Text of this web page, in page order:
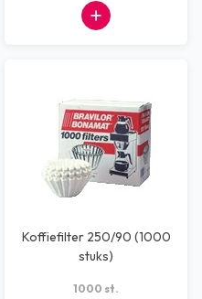
Koffiefilter 250/90 (1000
stuks)
1000 st.